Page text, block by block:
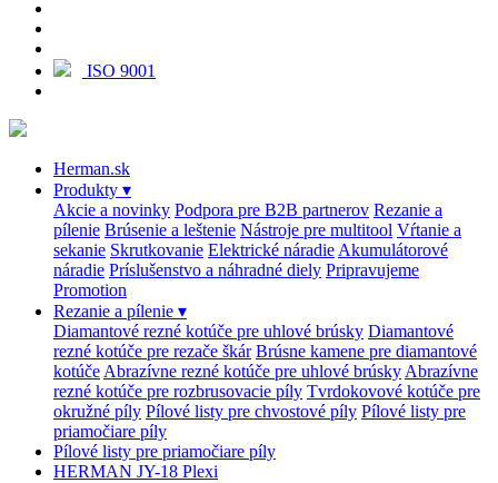
ISO 9001
Herman.sk
Produkty ▾
Akcie a novinky Podpora pre B2B partnerov Rezanie a
pílenie Brúsenie a leštenie Nástroje pre multitool Vŕtanie a
sekanie Skrutkovanie Elektrické náradie Akumulátorové
náradie Príslušenstvo a náhradné diely Pripravujeme
Promotion
Rezanie a pílenie ▾
Diamantové rezné kotúče pre uhlové brúsky Diamantové
rezné kotúče pre rezače škár Brúsne kamene pre diamantové
kotúče Abrazívne rezné kotúče pre uhlové brúsky Abrazívne
rezné kotúče pre rozbrusovacie píly Tvrdokovové kotúče pre
okružné píly Pílové listy pre chvostové píly Pílové listy pre
priamočiare píly
Pílové listy pre priamočiare píly
HERMAN JY-18 Plexi